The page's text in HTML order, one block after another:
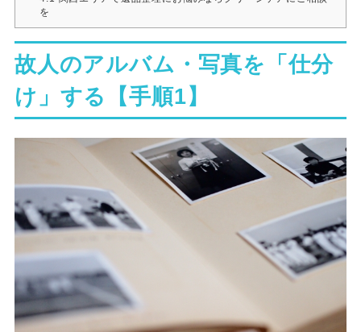
を
故人のアルバム・写真を「仕分
け」する【手順1】